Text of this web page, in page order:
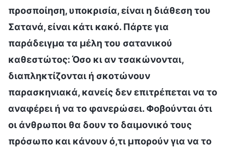
προσποίηση, υποκρισία, είναι η διάθεση του
Σατανά, είναι κάτι κακό. Πάρτε για
παράδειγμα τα μέλη του σατανικού
καθεστώτος: Όσο κι αν τσακώνονται,
διαπληκτίζονται ή σκοτώνουν
παρασκηνιακά, κανείς δεν επιτρέπεται να το
αναφέρει ή να το φανερώσει. Φοβούνται ότι
οι άνθρωποι θα δουν το δαιμονικό τους
πρόσωπο και κάνουν ό,τι μπορούν για να το